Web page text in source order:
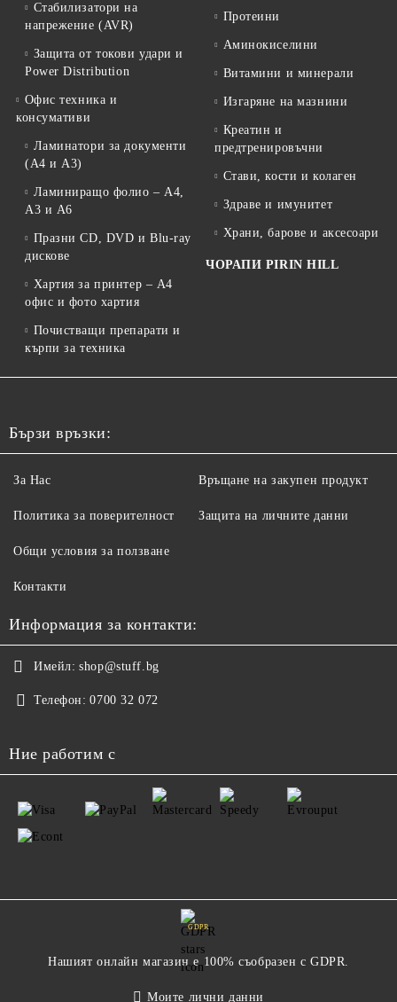
Стабилизатори на
напрежение (AVR)
Защита от токови удари и
Power Distribution
Офис техника и
консумативи
Ламинатори за документи
(A4 и A3)
Ламиниращо фолио – A4,
A3 и A6
Празни CD, DVD и Blu-ray
дискове
Хартия за принтер – A4
офис и фото хартия
Почистващи препарати и
кърпи за техника
Протеини
Аминокиселини
Витамини и минерали
Изгаряне на мазнини
Креатин и
предтренировъчни
Стави, кости и колаген
Здраве и имунитет
Храни, барове и аксесоари
ЧОРАПИ PIRIN HILL
Бързи връзки:
За Нас
Политика за поверителност
Общи условия за ползване
Контакти
Връщане на закупен продукт
Защита на личните данни
Информация за контакти:
Имейл: shop@stuff.bg
Телефон: 0700 32 072
Ние работим с
GDPR
Нашият онлайн магазин е 100% съобразен с GDPR.
Моите лични данни